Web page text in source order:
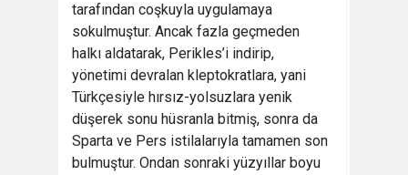
tarafından coşkuyla uygulamaya
sokulmuştur. Ancak fazla geçmeden
halkı aldatarak, Perikles’i indirip,
yönetimi devralan kleptokratlara, yani
Türkçesiyle hırsız-yolsuzlara yenik
düşerek sonu hüsranla bitmiş, sonra da
Sparta ve Pers istilalarıyla tamamen son
bulmuştur. Ondan sonraki yüzyıllar boyu